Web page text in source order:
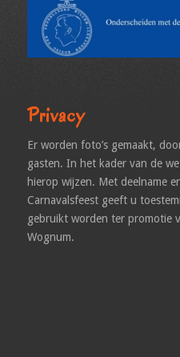
Privacy
Er worden foto’s gemaakt,
gasten. In het kader van de
hierop wijzen. Met deelname
Carnavalsfeest geeft u
gebruikt worden ter promotie
Wognum.